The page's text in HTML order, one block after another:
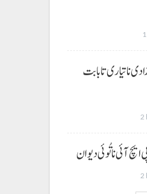
نا تیاری تا بابت
2
آئی نا تُوئی دیوان
2